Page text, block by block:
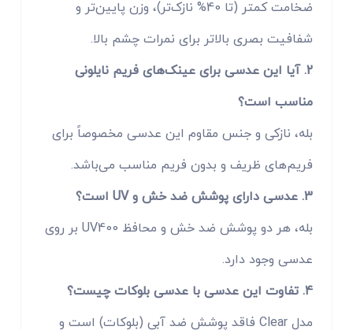
ضخامت کمتر (تا 40% نازک‌تر)، وزن پایین‌تر و
شفافیت بصری بالاتر برای نمرات چشم بالا.
2. آیا این عدسی برای عینک‌های فریم نایلونی
مناسب است؟
بله، نازکی و جنس مقاوم این عدسی مخصوصاً برای
فریم‌های ظریف و بدون فریم مناسب می‌باشد.
3. عدسی دارای پوشش ضد خش و UV است؟
بله، هر دو پوشش ضد خش و محافظ UV400 بر روی
عدسی وجود دارد.
4. تفاوت این عدسی با عدسی بلوکات چیست؟
مدل Clear فاقد پوشش ضد آبی (بلوکات) است و